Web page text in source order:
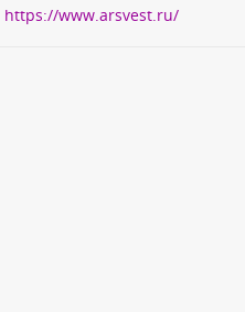
https://www.arsvest.ru/